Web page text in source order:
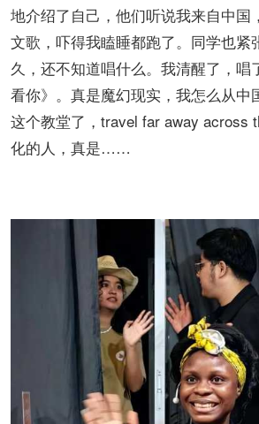
地介绍了自己，他们听说我来自中国
文歌，吓得我瞌睡都跑了。同学也紧
久，还不知道唱什么。我清醒了，唱
看你》。真是魔幻现实，我怎么从中
这个教堂了，travel far away across
化的人，真是……